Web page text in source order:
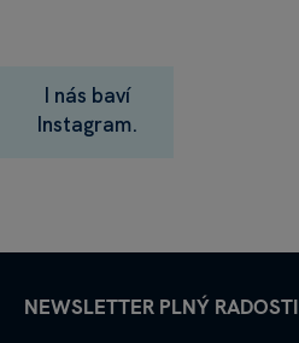
I nás baví
Instagram.
NEWSLETTER PLNÝ RADOSTI